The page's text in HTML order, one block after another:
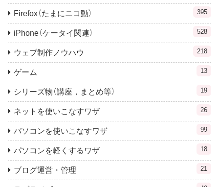
Firefox（たまにニコ動） 395
iPhone（ケータイ関連） 528
ウェブ制作ノウハウ 218
ゲーム 13
シリーズ物（講座，まとめ等） 19
ネットを使いこなすワザ 26
パソコンを使いこなすワザ 99
パソコンを軽くするワザ 18
ブログ運営・管理 21